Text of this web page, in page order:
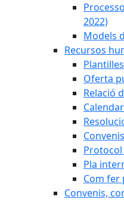
2022)
Models
Recursos
Oferta
Relació
Pla
Com fer
Convenis,